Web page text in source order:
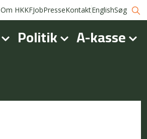
Om HKKFJobPresseKontaktEnglishSøg
Politik A-kasse